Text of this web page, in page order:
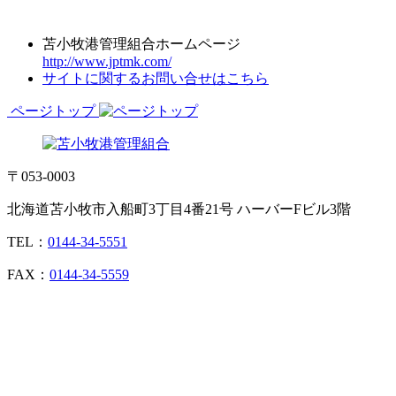
苫小牧港管理組合ホームページ
http://www.jptmk.com/
サイトに関するお問い合せはこちら
ページトップ
〒053-0003
北海道苫小牧市入船町3丁目4番21号 ハーバーFビル3階
TEL： 0144-34-5551
FAX： 0144-34-5559